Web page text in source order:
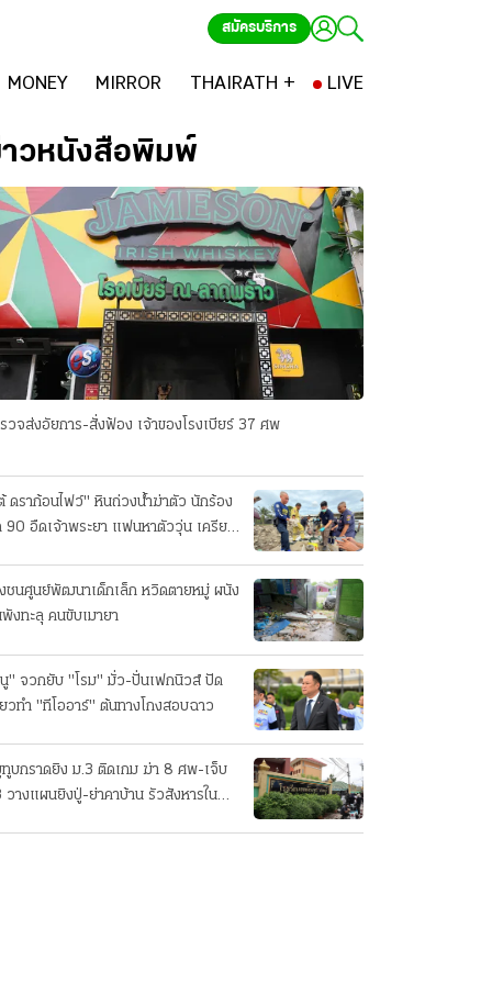
สมัครบริการ
MONEY MIRROR THAIRATH + LIVE
วหนังสือพิมพ์
วจส่งอัยการ-สั่งฟ้อง เจ้าของโรงเบียร์ 37 ศพ
ดราก้อนไฟว์" หินถ่วงน้ำฆ่าตัว นักร้อง
90 อืดเจ้าพระยา แฟนหาตัววุ่น เครียด
ชนศูนย์พัฒนาเด็กเล็ก หวิดตายหมู่ ผนัง
งทะลุ คนขับเมายา
" จวกยับ "โรม" มั่ว-ปั่นเฟกนิวส์ ปัด
วทํา "ทีโออาร์" ต้นทางโกงสอบฉาว
บกราดยิง ม.3 ติดเกม ฆ่า 8 ศพ-เจ็บ
วางแผนยิงปู่-ย่าคาบ้าน รัวสังหารใน